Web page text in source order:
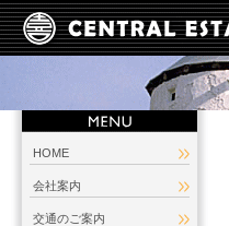
HOME
会社案内
交通のご案内